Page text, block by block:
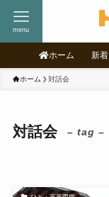
menu
ホーム 新着
ホーム 対話会
対話会 – tag –